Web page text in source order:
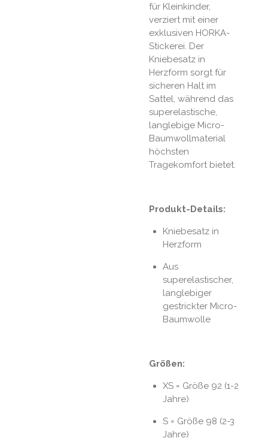
für Kleinkinder,
verziert mit einer
exklusiven HORKA-
Stickerei. Der
Kniebesatz in
Herzform sorgt für
sicheren Halt im
Sattel, während das
superelastische,
langlebige Micro-
Baumwollmaterial
höchsten
Tragekomfort bietet.
Produkt-Details:
Kniebesatz in
Herzform
Aus
superelastischer,
langlebiger
gestrickter Micro-
Baumwolle
Größen:
XS = Größe 92 (1-2
Jahre)
S = Größe 98 (2-3
Jahre)